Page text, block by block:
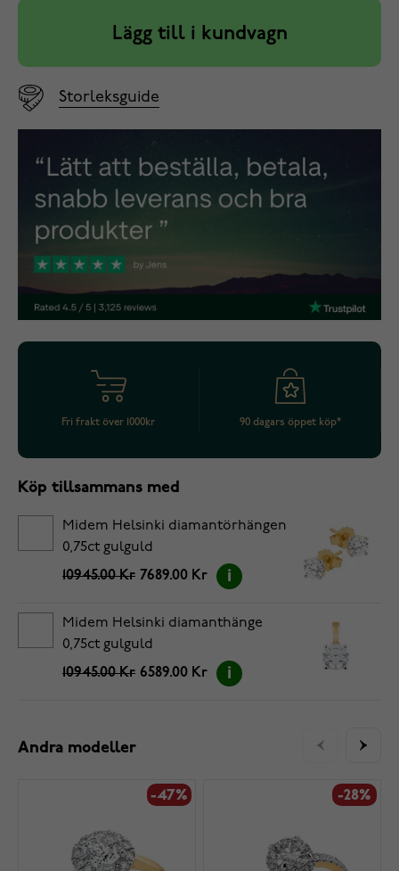
Lägg till i kundvagn
Storleksguide
Fri frakt över 1000kr 90 dagars öppet köp*
Köp tillsammans med
Midem Helsinki diamantörhängen
0,75ct gulguld
10945.00 Kr 7689.00 Kr
Midem Helsinki diamanthänge
0,75ct gulguld
10945.00 Kr 6589.00 Kr
Andra modeller
-47% -28%